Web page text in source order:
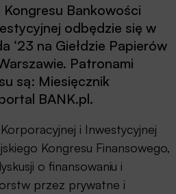
Bankowości
odbędzie się w
‘23 na Giełdzie Papierów
Patronami
są: Miesięcznik
BANK.pl.
i Inwestycyjnej
Kongresu Finansowego,
o finansowaniu i
przez prywatne i